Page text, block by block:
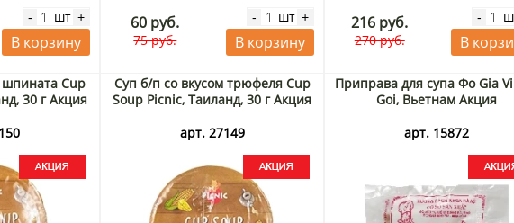
- шт +
В корзину
60 руб.
75 руб.
- шт +
В корзину
216 руб.
270 руб.
-
В
шпината Cup
30 г Акция
Суп б/п со вкусом трюфеля Cup
Soup Picnic, Таиланд, 30 г Акция
арт. 27149
Приправа для супа Фо Gia
Goi, Вьетнам Акция
арт. 15872